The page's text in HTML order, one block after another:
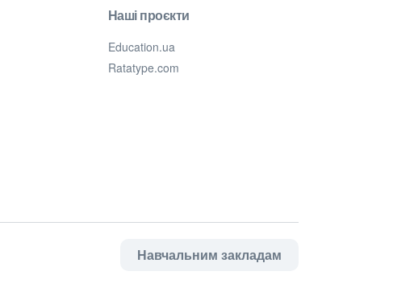
Наші проєкти
Education.ua
Ratatype.com
Навчальним закладам